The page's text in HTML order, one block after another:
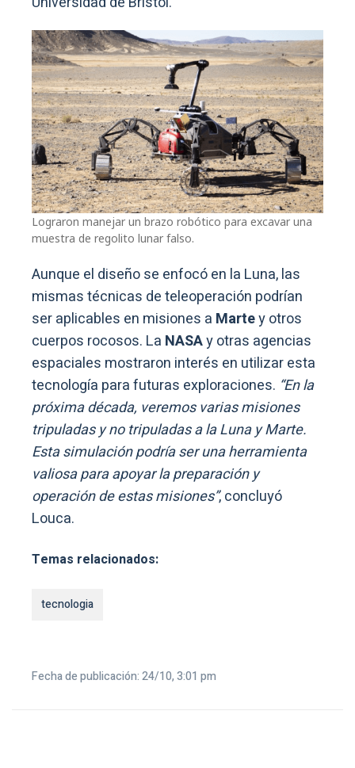
Lograron manejar un brazo robótico para excavar una
muestra de regolito lunar falso.
Aunque el diseño se enfocó en la Luna, las
mismas técnicas de teleoperación podrían
ser aplicables en misiones a Martey otros
cuerpos rocosos. La NASAy otras agencias
espaciales mostraron interés en utilizar esta
tecnología para futuras exploraciones. “En la
próxima década, veremos varias misiones
tripuladas y no tripuladas a la Luna y Marte.
Esta simulación podría ser una herramienta
valiosa para apoyar la preparación y
operación de estas misiones”, concluyó
Louca.
Temas relacionados:
tecnologia
Fecha de publicación: 24/10, 3:01 pm